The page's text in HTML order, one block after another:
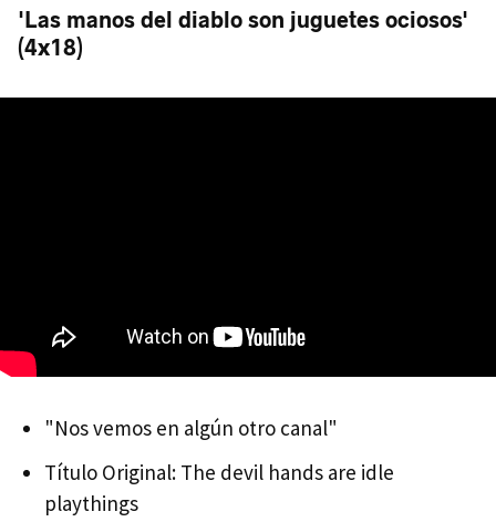
'Las manos del diablo son juguetes ociosos'
(4x18)
"Nos vemos en algún otro canal"
Título Original: The devil hands are idle
playthings